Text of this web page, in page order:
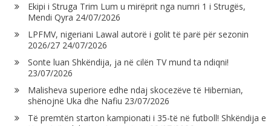
Ekipi i Struga Trim Lum u mirëprit nga numri 1 i Strugës,
Mendi Qyra 24/07/2026
LPFMV, nigeriani Lawal autorë i golit të parë për sezonin
2026/27 24/07/2026
Sonte luan Shkëndija, ja në cilën TV mund ta ndiqni!
23/07/2026
Malisheva superiore edhe ndaj skocezëve të Hibernian,
shënojnë Uka dhe Nafiu 23/07/2026
Të premtën starton kampionati i 35-të në futboll! Shkëndija e